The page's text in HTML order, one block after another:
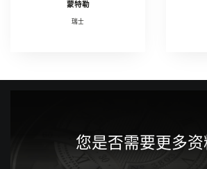
蒙特勒
瑞士
您是否需要更多资